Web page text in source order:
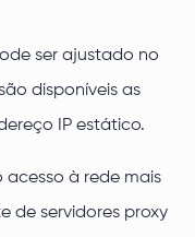
ser ajustado no
disponíveis as
IP estático.
acesso à rede mais
de servidores proxy